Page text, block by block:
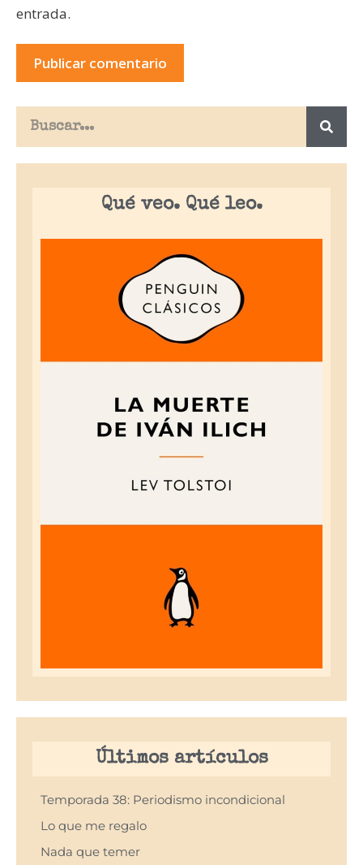
entrada.
Qué veo. Qué leo.
Últimos artículos
Temporada 38: Periodismo incondicional
Lo que me regalo
Nada que temer